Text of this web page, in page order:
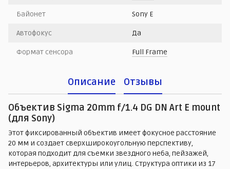
Байонет Sony E
Автофокус Да
Формат сенсора Full Frame
Описание Отзывы
Объектив Sigma 20mm f/1.4 DG DN Art E mount
(для Sony)
Этот фиксированный объектив имеет фокусное расстояние
20 мм и создает сверхширокоугольную перспективу,
которая подходит для съемки звездного неба, пейзажей,
интерьеров, архитектуры или улиц. Структура оптики из 17